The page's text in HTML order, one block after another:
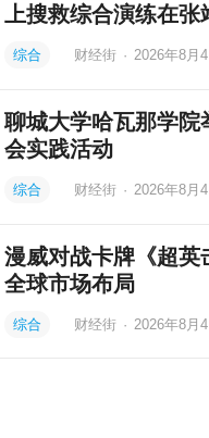
上搜救综合演练在张
综合 财经街 · 2026年8月4
聊城大学哈瓦那学院
会实践活动
综合 财经街 · 2026年8月4
漫威对战卡牌《超英
全球市场布局
综合 财经街 · 2026年8月4